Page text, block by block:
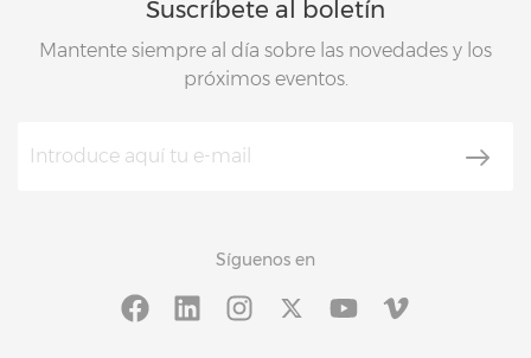
Suscríbete al boletín
Mantente siempre al día sobre las novedades y los
próximos eventos.
Síguenos en